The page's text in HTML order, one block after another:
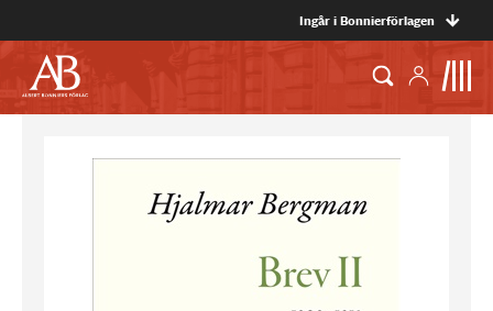
Ingår i Bonnierförlagen